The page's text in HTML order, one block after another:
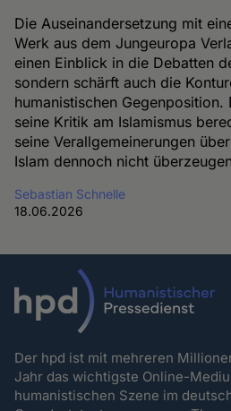
Die Auseinandersetzung mit
Werk aus dem Jungeuropa
einen Einblick in die Debatten
sondern schärft auch die
humanistischen
seine Kritik am Islamismus
seine Verallgemeinerungen
Islam dennoch nicht
Sebastian Schnelle
18.06.2026
Der hpd ist mit mehreren
Jahr das wichtigste Online-
humanistischen Szene im